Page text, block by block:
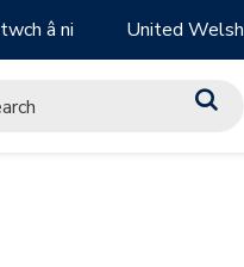
â ni United Welsh